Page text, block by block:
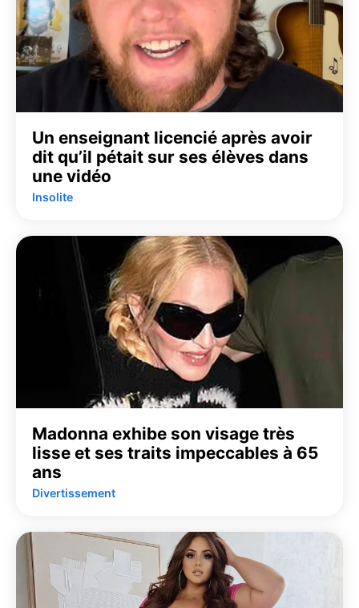
Un enseignant licencié après avoir
dit qu’il pétait sur ses élèves dans
une vidéo
Insolite
Madonna exhibe son visage très
lisse et ses traits impeccables à 65
ans
Divertissement